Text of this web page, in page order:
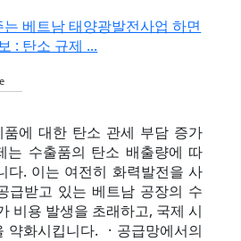
베트남 태양광발전사업 하면
: 탄소 규제 ...
품에 대한 탄소 관세 부담 증가
는 수출품의 탄소 배출량에 따
다. 이는 여전히 화력발전을 사
급받고 있는 베트남 공장의 수
비용 발생을 초래하고, 국제 시
약화시킵니다. ​ · 공급망에서의